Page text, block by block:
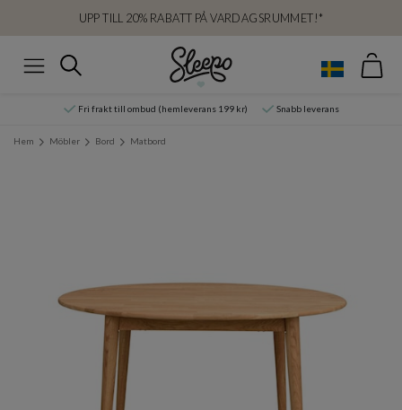
UPP TILL 20% RABATT PÅ VARDAGSRUMMET!*
Sök
Fri frakt till ombud (hemleverans 199 kr) Snabb leverans
Hem Möbler Bord Matbord